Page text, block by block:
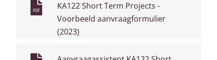
PDF
KA122 Short Term Projects -
Voorbeeld aanvraagformulier
(2023)